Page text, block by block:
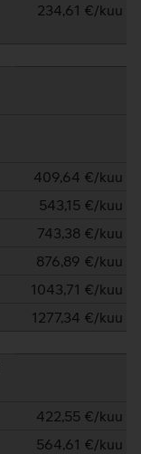
234,61 €/kuu
409,64 €/kuu
543,15 €/kuu
743,38 €/kuu
876,89 €/kuu
1043,71 €/kuu
1277,34 €/kuu
422,55 €/kuu
564,61 €/kuu